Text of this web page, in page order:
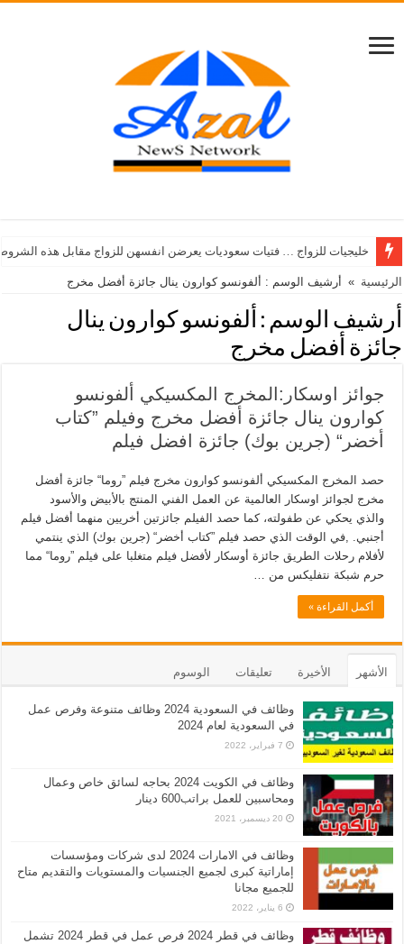
خليجيات للزواج … فتيات سعوديات يعرضن انفسهن للزواج مقابل هذه
الرئيسية » أرشيف الوسم : ألفونسو كوارون ينال جائزة أفضل مخرج
أرشيف الوسم : ألفونسو كوارون ينال
جائزة أفضل مخرج
جوائز اوسكار:المخرج المكسيكي ألفونسو
كوارون ينال جائزة أفضل مخرج وفيلم ”كتاب
أخضر“ (جرين بوك) جائزة افضل فيلم
حصد المخرج المكسيكي ألفونسو كوارون مخرج فيلم ”روما“ جائزة أفضل
مخرج لجوائز اوسكار العالمية عن العمل الفني المنتج بالأبيض والأسود
والذي يحكي عن طفولته، كما حصد الفيلم جائزتين أخريين منهما أفضل فيلم
أجنبي. ,في الوقت الذي حصد فيلم ”كتاب أخضر“ (جرين بوك) الذي ينتمي
لأفلام رحلات الطريق جائزة أوسكار لأفضل فيلم متغلبا على فيلم ”روما“ مما
حرم شبكة نتفليكس من …
أكمل القراءة »
الأشهر الأخيرة تعليقات الوسوم
وظائف في السعودية 2024 وظائف متنوعة وفرص عمل
في السعودية لعام 2024
7 فبراير، 2022
وظائف في الكويت 2024 بحاجه لسائق خاص وعمال
ومحاسبين للعمل براتب600 دينار
20 ديسمبر، 2021
وظائف في الامارات 2024 لدى شركات ومؤسسات
إماراتية كبرى لجميع الجنسيات والمستويات والتقديم متاح
للجميع مجانا
6 يناير، 2022
وظائف في قطر 2024 فرص عمل في قطر 2024 تشمل